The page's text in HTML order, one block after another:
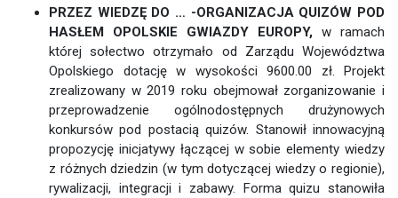
PRZEZ WIEDZĘ DO … -ORGANIZACJA QUIZÓW POD
HASŁEM OPOLSKIE GWIAZDY EUROPY, w ramach
której sołectwo otrzymało od Zarządu Województwa
Opolskiego dotację w wysokości 9600.00 zł. Projekt
zrealizowany w 2019 roku obejmował zorganizowanie i
przeprowadzenie ogólnodostępnych drużynowych
konkursów pod postacią quizów. Stanowił innowacyjną
propozycję inicjatywy łączącej w sobie elementy wiedzy
z różnych dziedzin (w tym dotyczącej wiedzy o regionie),
rywalizacji, integracji i zabawy. Forma quizu stanowiła